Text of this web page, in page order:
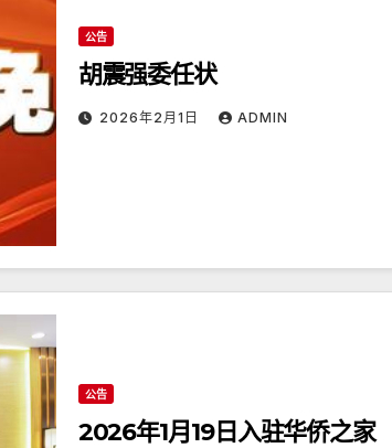
公告
胡震强委任状
2026年2月1日 ADMIN
公告
2026年1月19日入驻华侨之家